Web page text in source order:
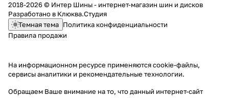
2018-2026 © Интер Шины - интернет-магазин шин и дисков
Разработано в Клюква.Студия
Темная тема Политика конфиденциальности
Правила продажи
На информационном ресурсе применяютсяcookie-файлы,
сервисы аналитики и рекомендательные технологии.
Обращаем Ваше внимание на то, что данный интернет-сайт